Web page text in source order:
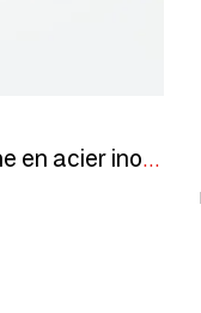
Petit égouttoir plat de cuisine en acier inoxydable - collection And